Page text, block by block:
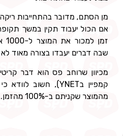
מן הסתם, מדובר בהתחייבות
אם הכול יעבוד תקין במשך
שבה דברים יעבדו בצורה מאוד
מכיוון שרוחב פס הוא דבר
מהמוצר שקניתם ב-100% מהזמן.